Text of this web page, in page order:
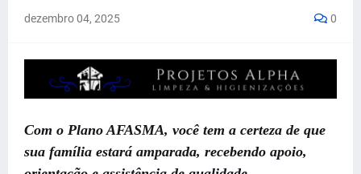
dezembro 04, 2025 0
Com o Plano AFASMA, você tem a certeza de que
sua família estará amparada, recebendo apoio,